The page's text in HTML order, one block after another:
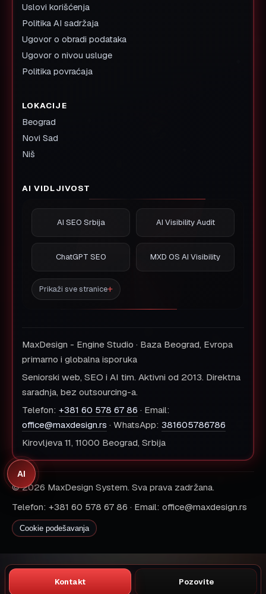
Kontakt Pozovite
Uslovi korišćenja
Politika AI sadržaja
Ugovor o obradi podataka
Ugovor o nivou usluge
Politika povraćaja
LOKACIJE
Beograd
Novi Sad
Niš
AI VIDLJIVOST
AI SEO Srbija AI Visibility Audit
ChatGPT SEO MXD OS AI Visibility
Prikaži sve stranice
MaxDesign - Engine Studio · Baza Beograd, Evropa
primarno i globalna isporuka
Seniorski web, SEO i AI tim. Aktivni od 2013. Direktna
saradnja, bez outsourcing-a.
Telefon: +381 60 578 67 86 · Email:
office@maxdesign.rs · WhatsApp: 381605786786
Kirovljeva 11, 11000 Beograd, Srbija
© 2026 MaxDesign System. Sva prava zadržana.
Telefon: +381 60 578 67 86 · Email: office@maxdesign.rs
Cookie podešavanja
AI